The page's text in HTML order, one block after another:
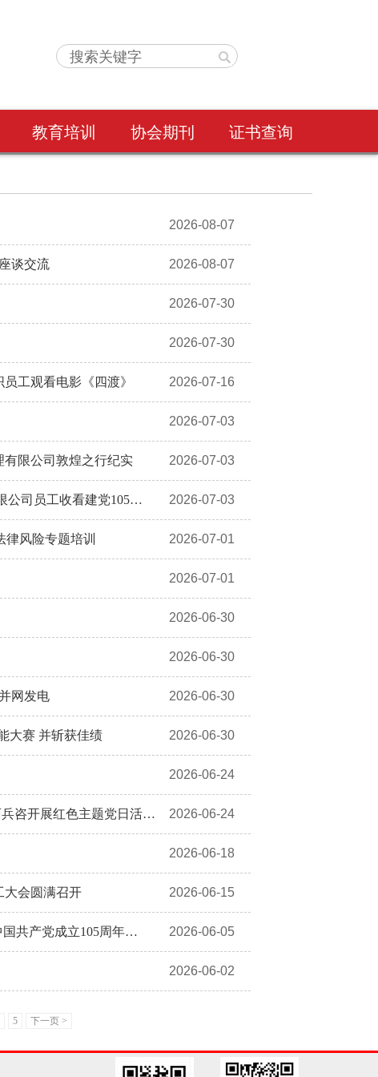
教育培训 协会期刊 证书查询
2026-08-07
谈交流 2026-08-07
2026-07-30
2026-07-30
工观看电影《四渡》 2026-07-16
2026-07-03
限公司敦煌之行纪实 2026-07-03
公司员工收看建党105… 2026-07-03
风险专题培训 2026-07-01
2026-07-01
2026-06-30
2026-06-30
网发电 2026-06-30
大赛 并斩获佳绩 2026-06-30
2026-06-24
咨开展红色主题党日活… 2026-06-24
2026-06-18
会圆满召开 2026-06-15
国共产党成立105周年… 2026-06-05
2026-06-02
5 下一页 >